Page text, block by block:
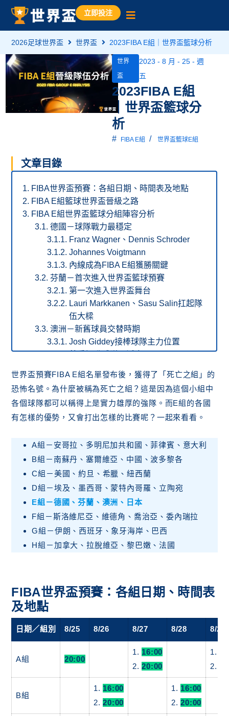
立即投注
2026足球世界盃 世界盃 2023FIBA E組｜世界盃籃球分析
世界
盃
2023 - 8 月 - 25 - 週
五
2023FIBA E組
｜世界盃籃球分
析
# FIBA E組 / 世界盃籃球E組
文章目錄
FIBA世界盃預賽：各組日期、時間表及地點
FIBA E組籃球世界盃晉級之路
FIBA E組世界盃籃球分組陣容分析
德國－球隊戰力最穩定
Franz Wagner、Dennis Schroder
Johannes Voigtmann
內線成為FIBA E組獲勝關鍵
芬蘭－首次進入世界盃籃球預賽
第一次進入世界盃舞台
Lauri Markkanen、Sasu Salin扛起隊
伍大樑
澳洲－新舊球員交替時期
Josh Giddey接棒球隊主力位置
著重提升球隊靈活度
戰術：體格不夠，速度來湊
把握主辦國的主場優勢
結論
世界盃預賽FIBA E組名單發布後，獲得了「死亡之組」的
恐怖名號。為什麼被稱為死亡之組？這是因為這個小組中
各個球隊都可以稱得上是實力雄厚的強隊。而E組的各國
有怎樣的優勢，又會打出怎樣的比賽呢？一起來看看。
A組－安哥拉、多明尼加共和國、菲律賓、意大利
B組－南蘇丹、塞爾維亞、中國、波多黎各
C組－美國、約旦、希臘、紐西蘭
D組－埃及、墨西哥、蒙特內哥羅、立陶宛
E組－德國、芬蘭、澳洲、日本
F組－斯洛維尼亞、維德角、喬治亞、委內瑞拉
G組－伊朗、西班牙、象牙海岸、巴西
H組－加拿大、拉脫維亞、黎巴嫩、法國
FIBA世界盃預賽：各組日期、時間表
及地點
日期／組別 8/25 8/26 8/27 8/28 8/29
A組 20:00
1. 16:00
2.20:00
1.
2.
B組
1. 16:00
2.20:00
1. 16:00
2.20:00